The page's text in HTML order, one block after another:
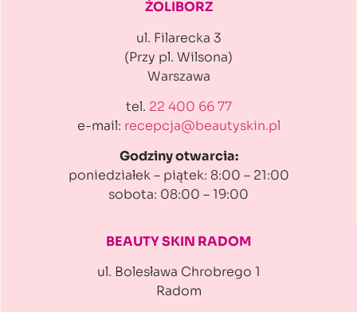
ŻOLIBORZ
ul. Filarecka 3
(Przy pl. Wilsona)
Warszawa
tel. 22 400 66 77
e-mail: recepcja@beautyskin.pl
Godziny otwarcia:
poniedziałek – piątek: 8:00 – 21:00
sobota: 08:00 – 19:00
BEAUTY SKIN RADOM
ul. Bolesława Chrobrego 1
Radom